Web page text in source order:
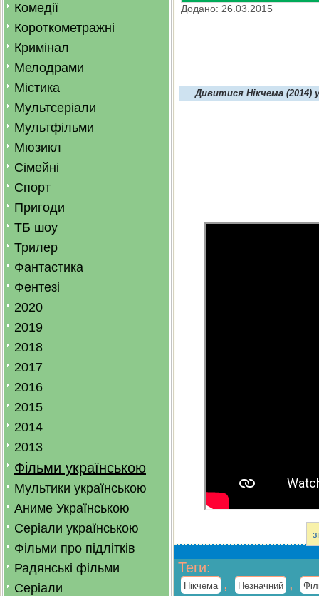
Комедії
Короткометражні
Кримінал
Мелодрами
Містика
Мультсеріали
Мультфільми
Мюзикл
Сімейні
Спорт
Пригоди
ТБ шоу
Трилер
Фантастика
Фентезі
2020
2019
2018
2017
2016
2015
2014
2013
Фільми українською
Мультики українською
Аниме Українською
Серіали українською
Фільми про підлітків
Радянські фільми
Серіали
Додано: 26.03.2015
Дивитися Нікчема (2014)
Теги:
Нікчема , Незначний ,